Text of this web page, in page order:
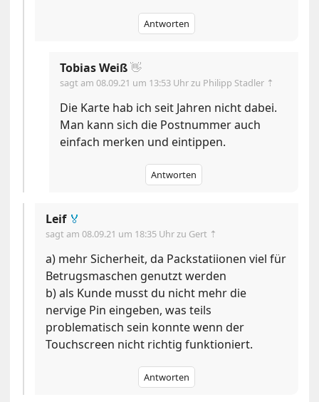
Antworten
Tobias Weiß👋
sagt am08.09.21 um 13:53 Uhrzu Philipp Stadler ⇡
Die Karte hab ich seit Jahren nicht dabei.
Man kann sich die Postnummer auch
einfach merken und eintippen.
Antworten
Leif 🏅
sagt am08.09.21 um 18:35 Uhrzu Gert ⇡
a) mehr Sicherheit, da Packstatiionen viel für
Betrugsmaschen genutzt werden
b) als Kunde musst du nicht mehr die
nervige Pin eingeben, was teils
problematisch sein konnte wenn der
Touchscreen nicht richtig funktioniert.
Antworten